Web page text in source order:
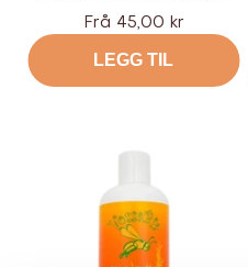
Tilbud
Frå 45,00 kr
LEGG TIL